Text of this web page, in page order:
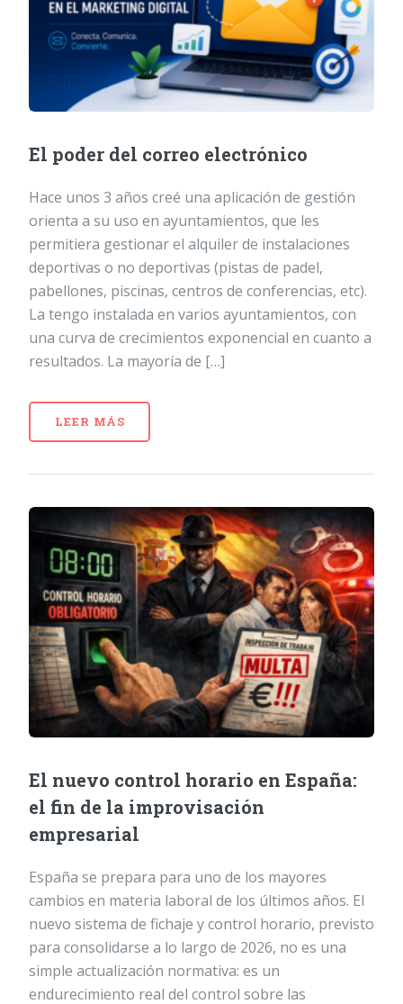
El poder del correo electrónico
Hace unos 3 años creé una aplicación de gestión
orienta a su uso en ayuntamientos, que les
permitiera gestionar el alquiler de instalaciones
deportivas o no deportivas (pistas de padel,
pabellones, piscinas, centros de conferencias, etc).
La tengo instalada en varios ayuntamientos, con
una curva de crecimientos exponencial en cuanto a
resultados. La mayoría de […]
LEER MÁS
El nuevo control horario en España:
el fin de la improvisación
empresarial
España se prepara para uno de los mayores
cambios en materia laboral de los últimos años. El
nuevo sistema de fichaje y control horario, previsto
para consolidarse a lo largo de 2026, no es una
simple actualización normativa: es un
endurecimiento real del control sobre las